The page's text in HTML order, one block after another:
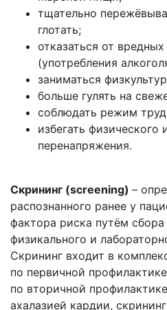
тщательно
глотать;
отказаться от
(употребления
заниматься
больше гулять на
соблюдать режим
избегать физического
перенапряжения.
Скрининг (screening) –
распознанного ранее у
фактора риска путём сбора
физикального и
Скрининг входит в
по первичной
по вторичной
ахалазией кардии,